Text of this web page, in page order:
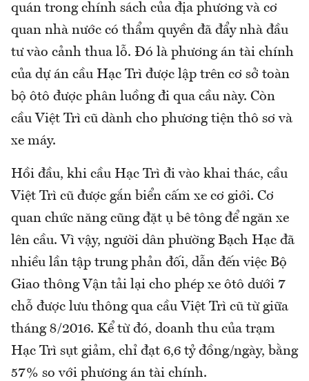
quán trong chính sách của địa phương và cơ
quan nhà nước có thẩm quyền đã đẩy nhà đầu
tư vào cảnh thua lỗ. Đó là phương án tài chính
của dự án cầu Hạc Trì được lập trên cơ sở toàn
bộ ôtô được phân luồng đi qua cầu này. Còn
cầu Việt Trì cũ dành cho phương tiện thô sơ và
xe máy.
Hồi đầu, khi cầu Hạc Trì đi vào khai thác, cầu
Việt Trì cũ được gắn biển cấm xe cơ giới. Cơ
quan chức năng cũng đặt ụ bê tông để ngăn xe
lên cầu. Vì vậy, người dân phường Bạch Hạc đã
nhiều lần tập trung phản đối, dẫn đến việc Bộ
Giao thông Vận tải lại cho phép xe ôtô dưới 7
chỗ được lưu thông qua cầu Việt Trì cũ từ giữa
tháng 8/2016. Kể từ đó, doanh thu của trạm
Hạc Trì sụt giảm, chỉ đạt 6,6 tỷ đồng/ngày, bằng
57% so với phương án tài chính.